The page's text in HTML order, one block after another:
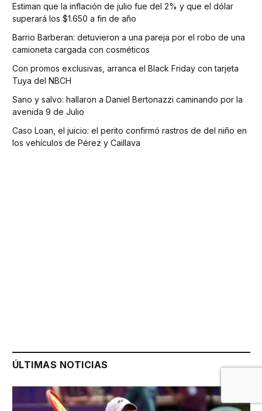
Estiman que la inflación de julio fue del 2% y que el dólar
superará los $1.650 a fin de año
Barrio Barberan: detuvieron a una pareja por el robo de una
camioneta cargada con cosméticos
Con promos exclusivas, arranca el Black Friday con tarjeta
Tuya del NBCH
Sano y salvo: hallaron a Daniel Bertonazzi caminando por la
avenida 9 de Julio
Caso Loan, el juicio: el perito confirmó rastros de del niño en
los vehículos de Pérez y Caillava
ÚLTIMAS NOTICIAS